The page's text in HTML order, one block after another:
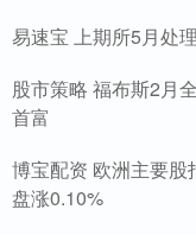
易速宝 上期所5月处
股市策略 福布斯2月
首富
博宝配资 欧洲主要
盘涨0.10%